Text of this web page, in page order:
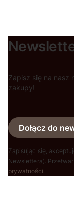
Zapisz się na nasz
zakupy!
Dołącz do
Zapisując się,
Newslettera).
prywatności